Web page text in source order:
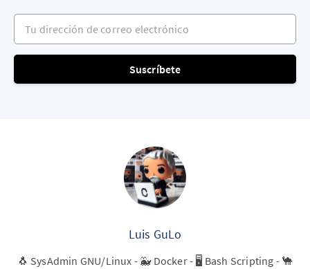
Tu dirección de correo electrónico
Suscríbete
Luis GuLo
🐧 SysAdmin GNU/Linux - 🐳 Docker - 🖥️ Bash Scripting - 🐪